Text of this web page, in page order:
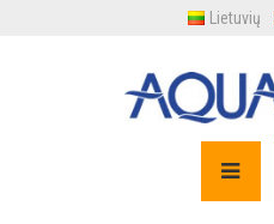
Lietuvių